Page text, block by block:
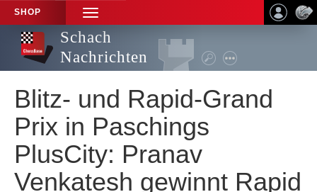
SHOP
TOGGLE
NAVIGATION
Schach
Nachrichten
Blitz- und Rapid-Grand
Prix in Paschings
PlusCity: Pranav
Venkatesh gewinnt Rapid